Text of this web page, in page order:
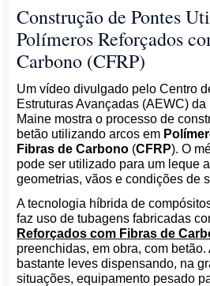
Construção de Pontes
Polímeros Reforçados
Carbono (CFRP)
Um vídeo divulgado pelo Centro
Estruturas Avançadas (AEWC)
Maine mostra o processo de
betão utilizando arcos em
Fibras de Carbono (CFRP). O
pode ser utilizado para um leque
geometrias, vãos e condições de
A tecnologia híbrida de
faz uso de tubagens fabricadas
Reforçados com Fibras de
preenchidas, em obra, com
bastante leves dispensando, na
situações, equipamento pesado